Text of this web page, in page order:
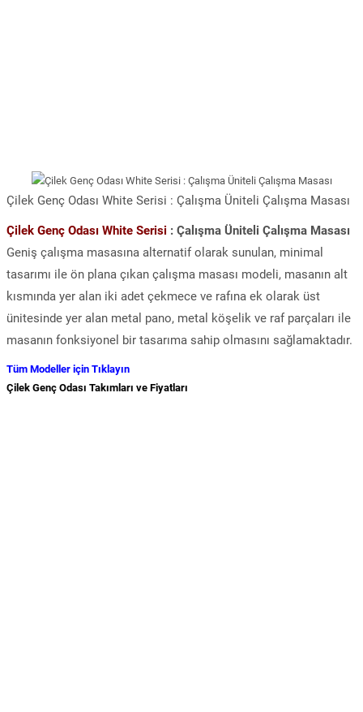
Çilek Genç Odası White Serisi : Çalışma Üniteli Çalışma Masası
Çilek Genç Odası White Serisi : Çalışma Üniteli Çalışma Masası
Geniş çalışma masasına alternatif olarak sunulan, minimal
tasarımı ile ön plana çıkan çalışma masası modeli, masanın alt
kısmında yer alan iki adet çekmece ve rafına ek olarak üst
ünitesinde yer alan metal pano, metal köşelik ve raf parçaları ile
masanın fonksiyonel bir tasarıma sahip olmasını sağlamaktadır.
Tüm Modeller için Tıklayın
Çilek Genç Odası Takımları ve Fiyatları